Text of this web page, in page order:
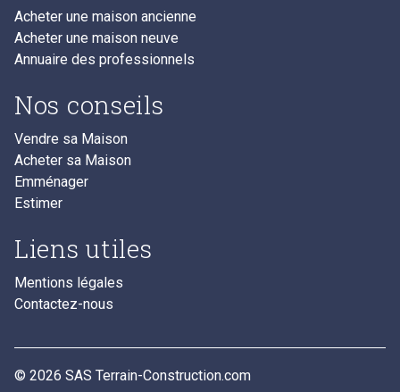
Acheter une maison ancienne
Acheter une maison neuve
Annuaire des professionnels
Nos conseils
Vendre sa Maison
Acheter sa Maison
Emménager
Estimer
Liens utiles
Mentions légales
Contactez-nous
© 2026 SAS Terrain-Construction.com